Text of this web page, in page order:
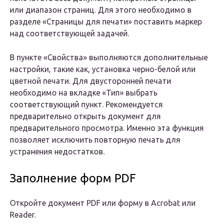
или диапазон страниц. Для этого необходимо в
разделе «Страницы для печати» поставить маркер
над соответствующей задачей.
В пункте «Свойства» выполняются дополнительные
настройки, такие как, установка черно-белой или
цветной печати. Для двусторонней печати
необходимо на вкладке «Тип» выбрать
соответствующий пункт. Рекомендуется
предварительно открыть документ для
предварительного просмотра. Именно эта функция
позволяет исключить повторную печать для
устранения недостатков.
Заполнение форм PDF
Откройте документ PDF или форму в Acrobat или
Reader.